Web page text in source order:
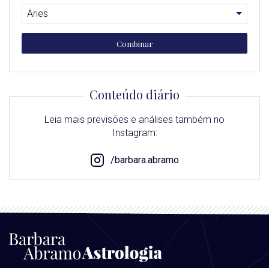
Combinar
Conteúdo diário
Leia mais previsões e análises também no
Instagram:
/barbara.abramo